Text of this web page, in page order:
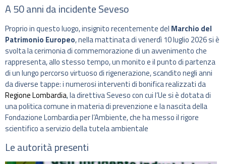
A 50 anni da incidente Seveso
Proprio in questo luogo, insignito recentemente del Marchio del
Patrimonio Europeo, nella mattinata di venerdì 10 luglio 2026 si è
svolta la cerimonia di commemorazione di un avvenimento che
rappresenta, allo stesso tempo, un monito e il punto di partenza
di un lungo percorso virtuoso di rigenerazione, scandito negli anni
da diverse tappe: i numerosi interventi di bonifica realizzati da
Regione Lombardia, la direttiva Seveso con cui l’Ue si è dotata di
una politica comune in materia di prevenzione e la nascita della
Fondazione Lombardia per l’Ambiente, che ha messo il rigore
scientifico a servizio della tutela ambientale
Le autorità presenti